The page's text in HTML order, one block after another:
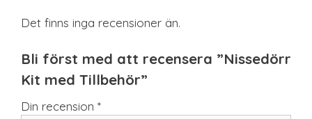
Det finns inga recensioner än.
Bli först med att recensera ”Nissedörr
Kit med Tillbehör”
Din recension *